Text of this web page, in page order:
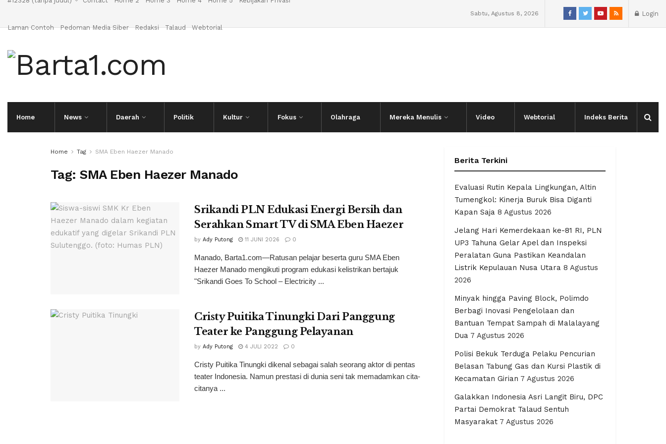
Laman Contoh Pedoman Media Siber Redaksi Talaud Webtorial
Sabtu, Agustus 8, 2026 Login
Home News Daerah Politik Kultur Fokus Olahraga Mereka Menulis Video Webtorial Indeks Berita
Home Tag SMA Eben Haezer Manado
Tag:SMA Eben Haezer Manado
Srikandi PLN Edukasi Energi Bersih dan
Serahkan Smart TV di SMA Eben Haezer
by Ady Putong 11 JUNI 2026 0
Manado, Barta1.com—Ratusan pelajar beserta guru SMA Eben
Haezer Manado mengikuti program edukasi kelistrikan bertajuk
"Srikandi Goes To School – Electricity ...
Cristy Puitika Tinungki Dari Panggung
Teater ke Panggung Pelayanan
by Ady Putong 4 JULI 2022 0
Cristy Puitika Tinungki dikenal sebagai salah seorang aktor di pentas
teater Indonesia. Namun prestasi di dunia seni tak memadamkan cita-
citanya ...
Berita Terkini
Evaluasi Rutin Kepala Lingkungan, Altin
Tumengkol: Kinerja Buruk Bisa Diganti
Kapan Saja 8 Agustus 2026
Jelang Hari Kemerdekaan ke-81 RI, PLN
UP3 Tahuna Gelar Apel dan Inspeksi
Peralatan Guna Pastikan Keandalan
Listrik Kepulauan Nusa Utara 8 Agustus
2026
Minyak hingga Paving Block, Polimdo
Berbagi Inovasi Pengelolaan dan
Bantuan Tempat Sampah di Malalayang
Dua 7 Agustus 2026
Polisi Bekuk Terduga Pelaku Pencurian
Belasan Tabung Gas dan Kursi Plastik di
Kecamatan Girian 7 Agustus 2026
Galakkan Indonesia Asri Langit Biru, DPC
Partai Demokrat Talaud Sentuh
Masyarakat 7 Agustus 2026